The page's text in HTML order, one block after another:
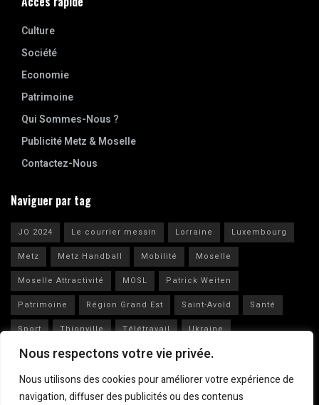
Nous respectons votre vie privée.
Nous utilisons des cookies pour améliorer votre expérience de
navigation, diffuser des publicités ou des contenus
Culture
Société
Economie
Patrimoine
Qui Sommes-Nous ?
Publicité Metz & Moselle
Contactez-Nous
Naviguer par tag
JO 2024 Le courrier messin Lorraine
Luxembourg
Metz
Metz Handball Mobilité
Moselle
Moselle Attractivité
MOSL
Patrick Weiten
Patrimoine
Région Grand Est Saint-Avold
Santé
Sport
Thionville Télétravail
Ukraine
Vianney Huguenot
Ville de Metz